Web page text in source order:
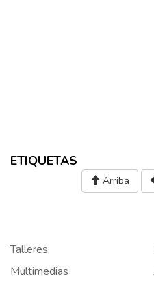
ETIQUETAS
Arriba
Talleres
Multimedias